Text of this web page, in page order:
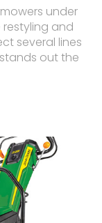
under
and
several lines
out the